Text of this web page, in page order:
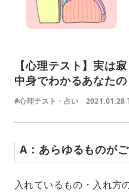
【心理テスト】実は
中身でわかるあなたの
#心理テスト・占い 2021.01.28
A：あらゆるものが
入れているもの・入れ方